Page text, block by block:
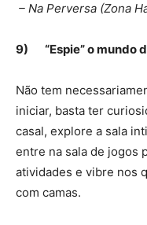
– Na Perversa (Zona
9) “Espie” o mundo
Não tem
iniciar, basta ter
casal, explore a sala
entre na sala de jogos
atividades e vibre nos
com camas.